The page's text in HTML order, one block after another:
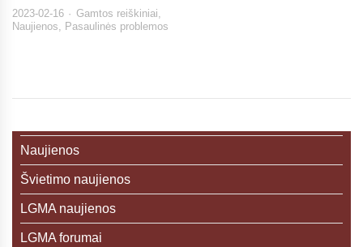
2023-02-16 Gamtos reiškiniai,
Naujienos, Pasaulinės problemos
Naujienos
Švietimo naujienos
LGMA naujienos
LGMA forumai